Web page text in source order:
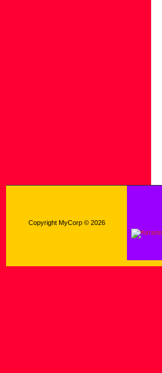
Copyright MyCorp © 2026